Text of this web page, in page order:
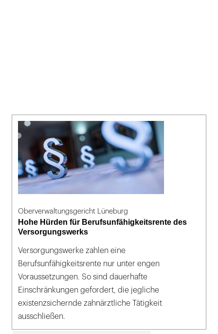
Oberverwaltungsgericht Lüneburg
Hohe Hürden für Berufsunfähigkeitsrente des
Versorgungswerks
Versorgungswerke zahlen eine
Berufsunfähigkeitsrente nur unter engen
Voraussetzungen. So sind dauerhafte
Einschränkungen gefordert, die jegliche
existenzsichernde zahnärztliche Tätigkeit
ausschließen.